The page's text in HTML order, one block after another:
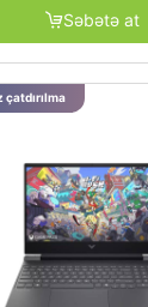
Səbətə at
çatdırılma